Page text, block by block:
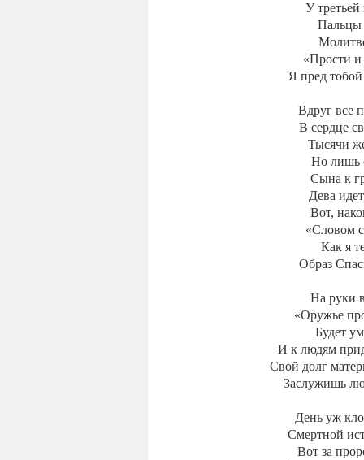
У
Пальцы
«Прости
Я пред
Вдруг все
В сердце
Тысячи
Но лишь
Сына к
Дева
Вот,
«Словом
Как я
Образ
На руки
«Оружье
Будет
И к людям
Свой долг
Заслужишь
День уж
Смертной
Вот за